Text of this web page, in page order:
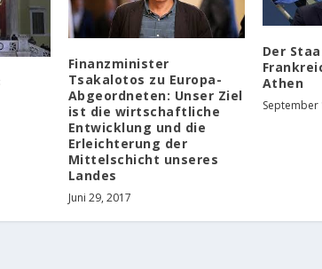
Finanzminister
Tsakalotos zu Europa-
Abgeordneten: Unser Ziel
ist die wirtschaftliche
Entwicklung und die
Erleichterung der
Mittelschicht unseres
Landes
Juni 29, 2017
Der
Athen
September